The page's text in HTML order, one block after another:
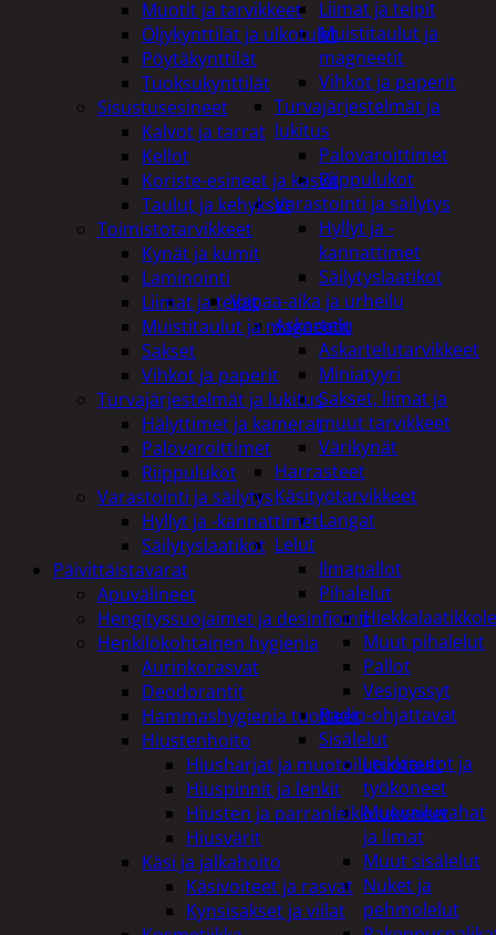
Liimat ja teipit
Muistitaulut ja
magneetit
Vihkot ja paperit
Turvajärjestelmät ja
lukitus
Palovaroittimet
Riippulukot
Varastointi ja säilytys
Hyllyt ja -
kannattimet
Säilytyslaatikot
Vapaa-aika ja urheilu
Askartelu
Askartelutarvikkeet
Miniatyyri
Sakset, liimat ja
muut tarvikkeet
Värikynät
Harrasteet
Käsityötarvikkeet
Langat
Lelut
Ilmapallot
Pihalelut
Muut pihalelut
Pallot
Vesipyssyt
Radio-ohjattavat
Sisälelut
Leikkiautot ja
työkoneet
Muovailuvahat
ja limat
Muut sisälelut
Nuket ja
pehmolelut
Muotit ja tarvikkeet
Öljykynttilät ja ulkotulet
Pöytäkynttilät
Tuoksukynttilät
Sisustusesineet
Kalvot ja tarrat
Kellot
Koriste-esineet ja kasvit
Taulut ja kehykset
Toimistotarvikkeet
Kynät ja kumit
Laminointi
Liimat ja teipit
Muistitaulut ja magneetit
Sakset
Vihkot ja paperit
Turvajärjestelmät ja lukitus
Hälyttimet ja kamerat
Palovaroittimet
Riippulukot
Varastointi ja säilytys
Hyllyt ja -kannattimet
Säilytyslaatikot
Päivittäistavarat
Apuvälineet
Hengityssuojaimet ja desinfiointi
Henkilökohtainen hygienia
Aurinkorasvat
Deodorantit
Hammashygienia tuotteet
Hiustenhoito
Hiusharjat ja muotoilutuotteet
Hiuspinnit ja lenkit
Hiusten ja parranleikkuukoneet
Hiusvärit
Käsi ja jalkahoito
Käsivoiteet ja rasvat
Kynsisakset ja viilat